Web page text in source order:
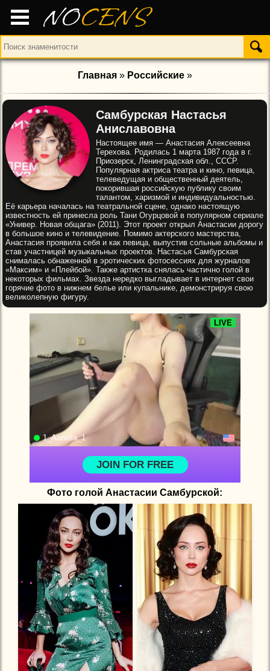
NOCENS
Главная » Российские »
Самбурская Настасья
Аниславовна
Настоящее имя — Анастасия Алексеевна
Терехова. Родилась 1 марта 1987 года в г.
Приозерск, Ленинградская обл., СССР.
Популярная актриса театра и кино, певица,
телеведущая и общественный деятель,
покорившая российскую публику своим
талантом, харизмой и индивидуальностью.
Её карьера началась на театральной сцене, однако настоящую
известность ей принесла роль Тани Огурцовой в популярном сериале
«Универ. Новая общага» (2011). Этот проект открыл Анастасии дорогу
в большое кино и телевидение. Помимо актерского мастерства,
Анастасия проявила себя и как певица, выпустив сольные альбомы и
став участницей музыкальных проектов. Настасья Самбурская
снималась обнаженной в эротических фотосессиях для журналов
«Максим» и «Плейбой». Также артистка снялась частично голой в
некоторых фильмах. Звезда нередко выгладывает в интернет свои
горячие фото в нижнем белье или купальнике, демонстрируя свою
великолепную фигуру.
Фото голой Анастасии Самбурской: